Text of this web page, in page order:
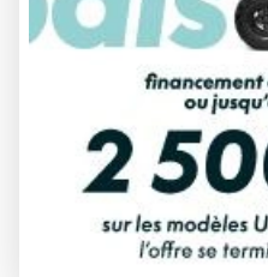
DEMANDE
ÉVALUATION